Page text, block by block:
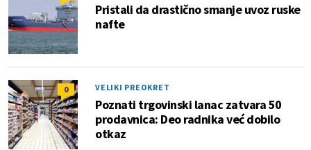
Pristali da drastično smanje uvoz ruske
nafte
0 VELIKI PREOKRET
Poznati trgovinski lanac zatvara 50
prodavnica: Deo radnika već dobilo
otkaz